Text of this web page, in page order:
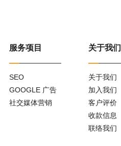
服务项目
SEO
GOOGLE 广告
社交媒体营销
关于我们
关于我们
加入我们
客户评价
收款信息
联络我们